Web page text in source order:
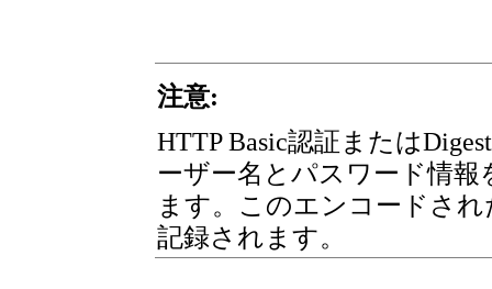
注意:
HTTP Basic認証または
ーザー名とパスワード情
ます。このエンコードさ
記録されます。